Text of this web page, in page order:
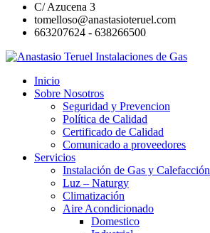
C/ Azucena 3
tomelloso@anastasioteruel.com
663207624 - 638266500
Inicio
Sobre Nosotros
Seguridad y Prevencion
Política de Calidad
Certificado de Calidad
Comunicado a proveedores
Servicios
Instalación de Gas y Calefacción
Luz – Naturgy
Climatización
Aire Acondicionado
Domestico